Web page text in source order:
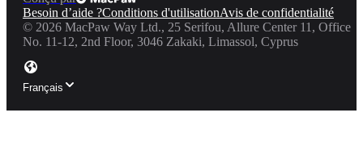
Besoin d’aide ?Conditions d'utilisationAvis de confidentialité
© 2026 MacPaw Way Ltd., 25 Serifou, Allure Center 11, Office
No. 11-12, 2nd Floor, 3046 Zakaki, Limassol, Cyprus
Français